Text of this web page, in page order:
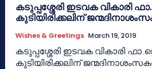
കടുപ്പശ്ശേരി ഇടവക വികാരി
കുടിയിരിക്കലിന്
Wishes & Greetings March 19, 2019
കടുപ്പശ്ശേരി ഇടവക വികാരി
കുടിയിരിക്കലിന്